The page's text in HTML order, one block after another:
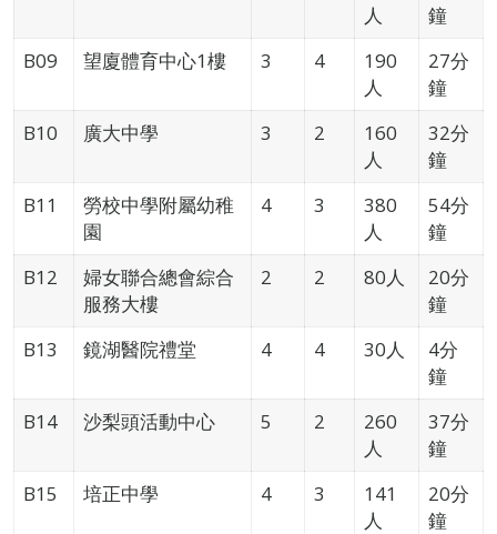
人
鐘
B09
望廈體育中心1樓 3 4
190
人
27分
鐘
B10
廣大中學 3 2
160
人
32分
鐘
B11
勞校中學附屬幼稚
園
4 3
380
人
54分
鐘
B12
婦女聯合總會綜合
服務大樓
2 2 80人
20分
鐘
B13
鏡湖醫院禮堂 4 4 30人
4分
鐘
B14
沙梨頭活動中心 5 2
260
人
37分
鐘
B15
培正中學 4 3
141
人
20分
鐘